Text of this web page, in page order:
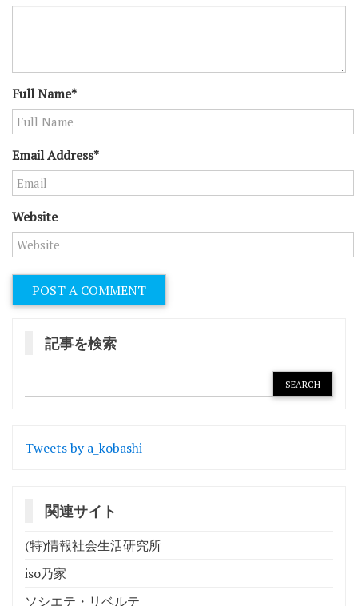
Full Name*
Email Address*
Website
記事を検索
Tweets by a_kobashi
関連サイト
(特)情報社会生活研究所
iso乃家
ソシエテ・リベルテ